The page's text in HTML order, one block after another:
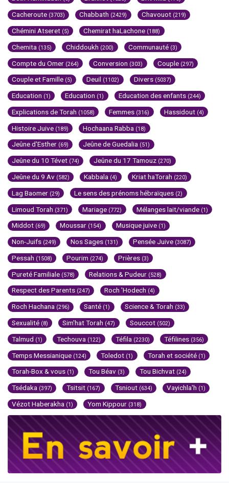
Cacheroute (3703) Chabbath (2429) Chavouot (219)
Chémini Atseret (5) Chemirat haLachone (188)
Chemita (135) Chiddoukh (200) Communauté (3)
Compte du Omer (264) Conversion (303) Couple (297)
Couple et Famille (5) Deuil (1102) Divers (5037)
Education (1) Education (1) Education des enfants (244)
Explications de Torah (1058) Femmes (316) Hassidout (4)
Histoire Juive (189) Hochaana Rabba (18)
Jeûne d'Esther (69) Jeûne de Guedalia (51)
Jeûne du 10 Tévet (74) Jeûne du 17 Tamouz (270)
Jeûne du 9 Av (582) Kabbala (4) Kriat haTorah (220)
Lag Baomer (29) Le sens des prénoms hébraïques (2)
Limoud Torah (371) Mariage (772) Mélanges lait/viande (1)
Middot (69) Moussar (154) Musique juive (1)
Non-Juifs (249) Nos Sages (131) Pensée Juive (3087)
Pessah (1508) Pourim (274) Prières (3)
Pureté Familiale (578) Relations & Pudeur (528)
Respect des Parents (247) Roch 'Hodech (4)
Roch Hachana (296) Santé (1) Science & Torah (33)
Sexualité (8) Sim'hat Torah (47) Souccot (502)
Talmud (1) Techouva (122) Téfila (2230) Téfilines (356)
Temps Messianique (124) Toledot (1) Torah et société (1)
Torah-Box & vous (1) Tou Béav (3) Tou Bichvat (24)
Tsédaka (397) Tsitsit (167) Tsniout (634) Vayichla'h (1)
Vézot Haberakha (1) Yom Kippour (318)